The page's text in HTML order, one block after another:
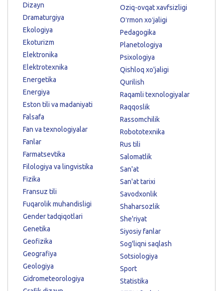
Dizayn
Dramaturgiya
Ekologiya
Ekoturizm
Elektronika
Elektrotexnika
Energetika
Energiya
Eston tili va madaniyati
Falsafa
Fan va texnologiyalar
Fanlar
Farmatsevtika
Filologiya va lingvistika
Fizika
Fransuz tili
Fuqarolik muhandisligi
Gender tadqiqotlari
Genetika
Geofizika
Geografiya
Geologiya
Gidrometeorologiya
Oziq-ovqat xavfsizligi
Oʻrmon xoʻjaligi
Pedagogika
Planetologiya
Psixologiya
Qishloq xo'jaligi
Qurilish
Raqamli texnologiyalar
Raqqoslik
Rassomchilik
Robototexnika
Rus tili
Salomatlik
San'at
San'at tarixi
Savodxonlik
Shaharsozlik
She'riyat
Siyosiy fanlar
Sog'liqni saqlash
Sotsiologiya
Sport
Statistika